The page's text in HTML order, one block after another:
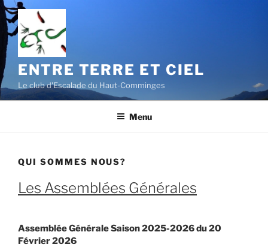
Aller
au
contenu
principal
ENTRE TERRE ET CIEL
Le club d'Escalade du Haut-Comminges
Menu
QUI SOMMES NOUS?
Les Assemblées Générales
Assemblée Générale Saison 2025-2026 du 20
Février 2026